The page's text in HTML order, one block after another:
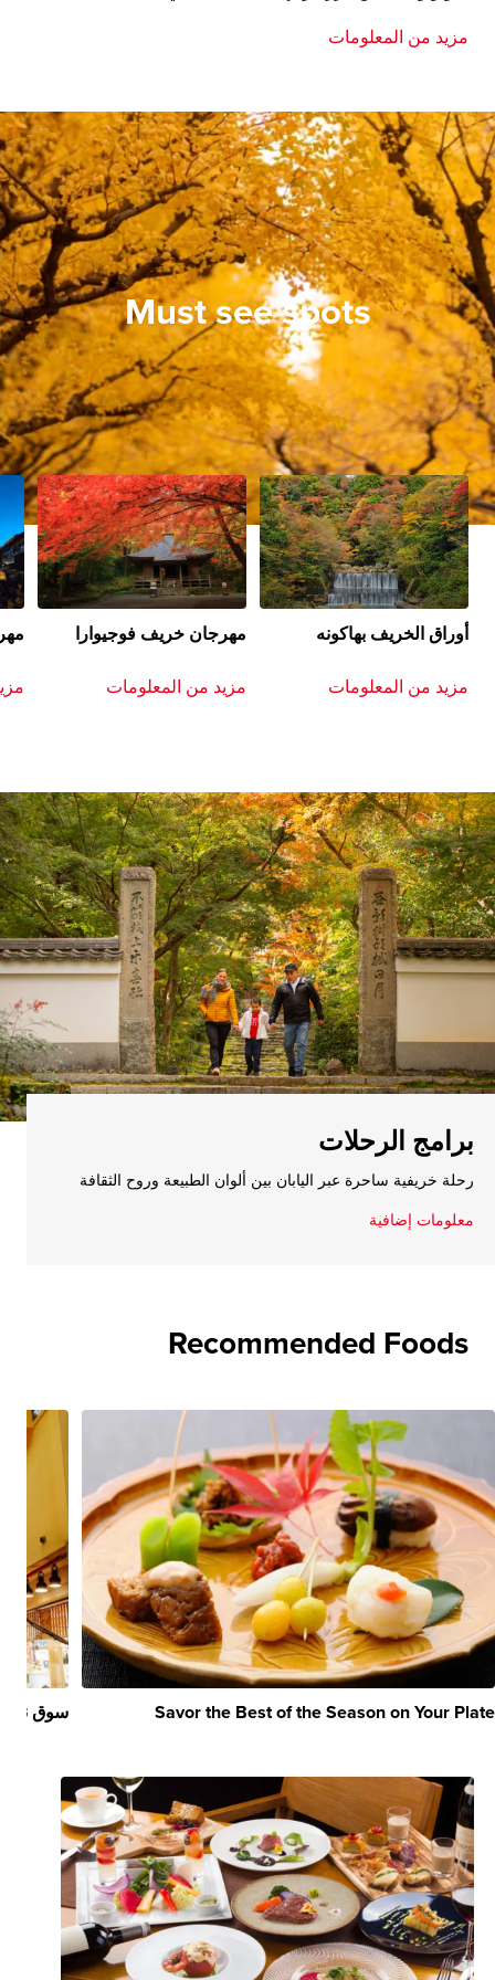
مزيد من المعلومات
Must see spots
مهرجان خريف فوجيوارا
مزيد من المعلومات
أوراق الخريف بهاكونه
مزيد من المعلومات
برامج الرحلات
رحلة خريفية ساحرة عبر اليابان بين ألوان الطبيعة وروح الثقافة
معلومات إضافية
Recommended Foods
سوق Savor the Best of the Season on Your Plate